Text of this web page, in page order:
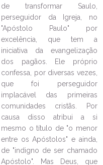
de
de transformar Saulo,
perseguidor da Igreja, no
"Apóstolo Paulo" por
excelência, que tem a
iniciativa da evangelização
dos pagãos. Ele próprio
confessa, por diversas vezes,
que foi perseguidor
implacável das primeiras
comunidades cristãs. Por
causa disso atribui a si
mesmo o título de "o menor
entre os Apóstolos" e ainda,
de "indigno de ser chamado
Apóstolo". Mas Deus, que